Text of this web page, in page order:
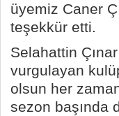
üyemiz Caner
teşekkür etti.
Selahattin
vurgulayan
olsun her
sezon başında